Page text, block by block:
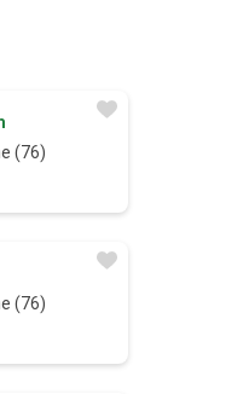
(76)
(76)